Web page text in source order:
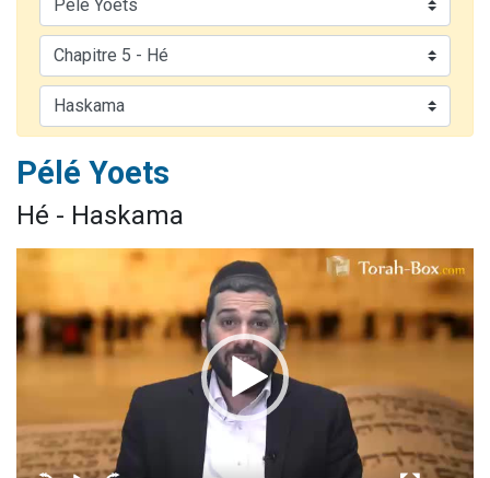
30 personnes viennent de faire un don pour Sauvez la jambe de Yohan
Il reste 49 places pour étudier en groupe sur Zoom
12 nouvelles musiques dans Torah-Box Music
Pélé Yoets
Hé - Haskama